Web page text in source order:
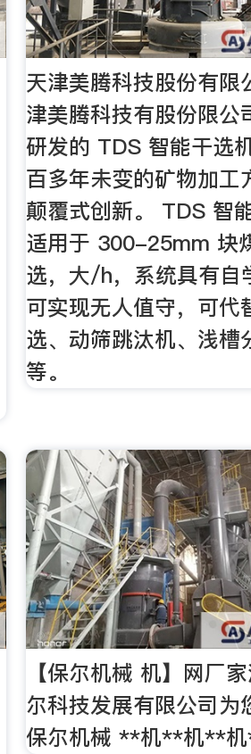
天津美腾科技股份有限
津美腾科技有股份限公
研发的 TDS 智能干选
百多年未变的矿物加工
颠覆式创新。 TDS 智
适用于 300-25mm 块
选，大/h，系统具有自
可实现无人值守，可代
选、动筛跳汰机、浅槽
等。
【保尔机械 机】网厂
尔科技发展有限公司为
保尔机械 **机**机**机